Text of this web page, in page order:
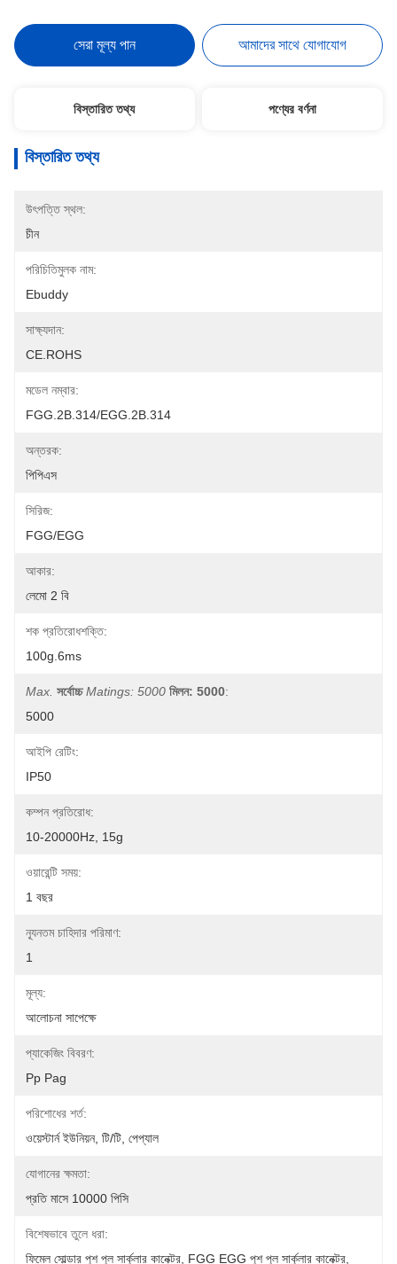
সেরা মূল্য পান আমাদের সাথে যোগাযোগ
বিস্তারিত তথ্য পণ্যের বর্ণনা
বিস্তারিত তথ্য
উৎপত্তি স্থল:
চীন
পরিচিতিমুলক নাম:
Ebuddy
সাক্ষ্যদান:
CE.ROHS
মডেল নম্বার:
FGG.2B.314/EGG.2B.314
অন্তরক:
পিপিএস
সিরিজ:
FGG/EGG
আকার:
লেমো 2 বি
শক প্রতিরোধশক্তি:
100g.6ms
Max. সর্বোচ্চ Matings: 5000 মিলন: 5000:
5000
আইপি রেটিং:
IP50
কম্পন প্রতিরোধ:
10-20000Hz, 15g
ওয়ারেন্টি সময়:
1 বছর
ন্যূনতম চাহিদার পরিমাণ:
1
মূল্য:
আলোচনা সাপেক্ষে
প্যাকেজিং বিবরণ:
Pp Pag
পরিশোধের শর্ত:
ওয়েস্টার্ন ইউনিয়ন, টি/টি, পেপ্যাল
যোগানের ক্ষমতা:
প্রতি মাসে 10000 পিসি
বিশেষভাবে তুলে ধরা:
ফিমেল সোল্ডার পুশ পুল সার্কুলার কানেক্টর FGG EGG পুশ পুল সার্কুলার কানেক্টর